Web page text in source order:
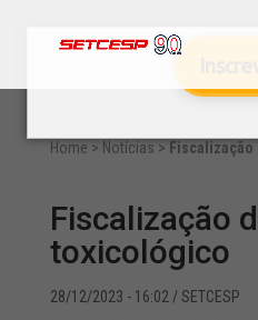
Home > Notícias >
Fiscalização
toxicológico
28/12/2023 - 16:02 / SETCESP